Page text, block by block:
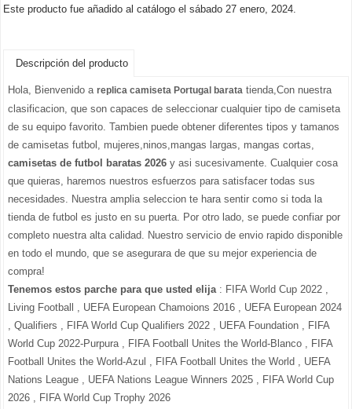
Este producto fue añadido al catálogo el sábado 27 enero, 2024.
Descripción del producto
Hola, Bienvenido a replica camiseta Portugal barata tienda,Con nuestra
clasificacion, que son capaces de seleccionar cualquier tipo de camiseta
de su equipo favorito. Tambien puede obtener diferentes tipos y tamanos
de camisetas futbol, mujeres,ninos,mangas largas, mangas cortas,
camisetas de futbol baratas 2026 y asi sucesivamente. Cualquier cosa
que quieras, haremos nuestros esfuerzos para satisfacer todas sus
necesidades. Nuestra amplia seleccion te hara sentir como si toda la
tienda de futbol es justo en su puerta. Por otro lado, se puede confiar por
completo nuestra alta calidad. Nuestro servicio de envio rapido disponible
en todo el mundo, que se asegurara de que su mejor experiencia de
compra!
Tenemos estos parche para que usted elija: FIFA World Cup 2022 ,
Living Football , UEFA European Chamoions 2016 , UEFA European 2024
, Qualifiers , FIFA World Cup Qualifiers 2022 , UEFA Foundation , FIFA
World Cup 2022-Purpura , FIFA Football Unites the World-Blanco , FIFA
Football Unites the World-Azul , FIFA Football Unites the World , UEFA
Nations League , UEFA Nations League Winners 2025 , FIFA World Cup
2026 , FIFA World Cup Trophy 2026